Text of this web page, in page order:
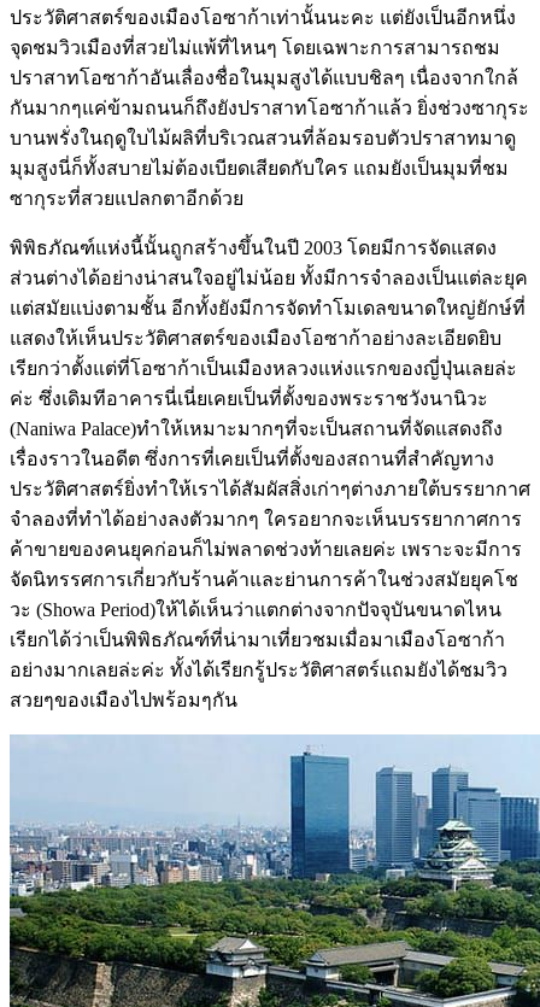
ประวัติศาสตร์ของเมืองโอซาก้าเท่านั้นนะคะ แต่ยังเป็นอีกหนึ่ง
จุดชมวิวเมืองที่สวยไม่แพ้ที่ไหนๆ โดยเฉพาะการสามารถชม
ปราสาทโอซาก้าอันเลื่องชื่อในมุมสูงได้แบบชิลๆ เนื่องจากใกล้
กันมากๆแค่ข้ามถนนก็ถึงยังปราสาทโอซาก้าแล้ว ยิ่งช่วงซากุระ
บานพรั่งในฤดูใบไม้ผลิที่บริเวณสวนที่ล้อมรอบตัวปราสาทมาดู
มุมสูงนี่ก็ทั้งสบายไม่ต้องเบียดเสียดกับใคร แถมยังเป็นมุมที่ชม
ซากุระที่สวยแปลกตาอีกด้วย
พิพิธภัณฑ์แห่งนี้นั้นถูกสร้างขึ้นในปี 2003 โดยมีการจัดแสดง
ส่วนต่างได้อย่างน่าสนใจอยู่ไม่น้อย ทั้งมีการจำลองเป็นแต่ละยุค
แต่สมัยแบ่งตามชั้น อีกทั้งยังมีการจัดทำโมเดลขนาดใหญ่ยักษ์ที่
แสดงให้เห็นประวัติศาสตร์ของเมืองโอซาก้าอย่างละเอียดยิบ
เรียกว่าตั้งแต่ที่โอซาก้าเป็นเมืองหลวงแห่งแรกของญี่ปุ่นเลยล่ะ
ค่ะ ซึ่งเดิมทีอาคารนี่เนี่ยเคยเป็นที่ตั้งของพระราชวังนานิวะ
(Naniwa Palace)ทำให้เหมาะมากๆที่จะเป็นสถานที่จัดแสดงถึง
เรื่องราวในอดีต ซึ่งการที่เคยเป็นที่ตั้งของสถานที่สำคัญทาง
ประวัติศาสตร์ยิ่งทำให้เราได้สัมผัสสิ่งเก่าๆต่างภายใต้บรรยากาศ
จำลองที่ทำได้อย่างลงตัวมากๆ ใครอยากจะเห็นบรรยากาศการ
ค้าขายของคนยุคก่อนก็ไม่พลาดช่วงท้ายเลยค่ะ เพราะจะมีการ
จัดนิทรรศการเกี่ยวกับร้านค้าและย่านการค้าในช่วงสมัยยุคโช
วะ (Showa Period)ให้ได้เห็นว่าแตกต่างจากปัจจุบันขนาดไหน
เรียกได้ว่าเป็นพิพิธภัณฑ์ที่น่ามาเที่ยวชมเมื่อมาเมืองโอซาก้า
อย่างมากเลยล่ะค่ะ ทั้งได้เรียกรู้ประวัติศาสตร์แถมยังได้ชมวิว
สวยๆของเมืองไปพร้อมๆกัน